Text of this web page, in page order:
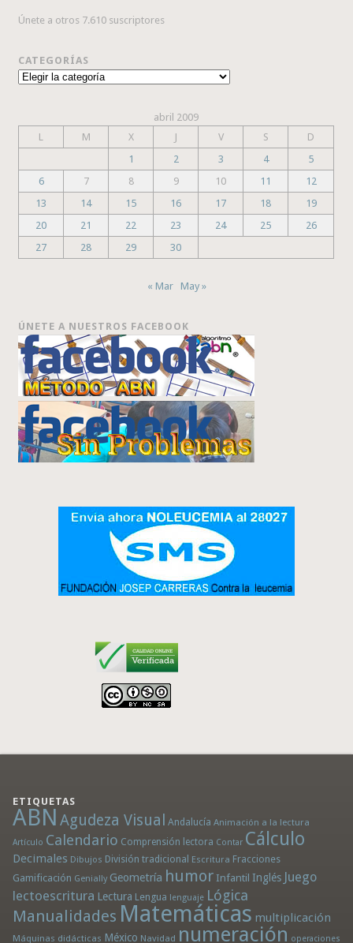
Únete a otros 7.610 suscriptores
CATEGORÍAS
Categorías
abril 2009
L
M X J V S
D
1
2 3 4
5
6
7 8 9 10 11
12
13
14 15 16 17 18
19
20
21 22 23 24 25
26
27
28 29 30
« Mar May »
ÚNETE A NUESTROS FACEBOOK
ETIQUETAS
ABN Agudeza Visual Andalucía Animación a la lectura
Artículo Calendario Comprensión lectora Contar Cálculo
Decimales Dibujos División tradicional Escritura Fracciones
Gamificación Genially Geometría humor Infantil Inglés Juego
lectoescritura Lectura Lengua lenguaje Lógica
Manualidades Matemáticas multiplicación
Máquinas didácticas México Navidad numeración operaciones